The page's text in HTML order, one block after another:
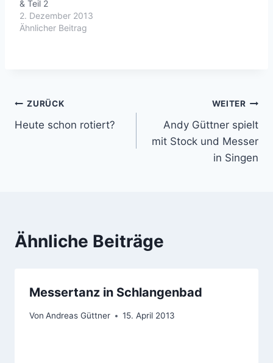
& Teil 2
2. Dezember 2013
Ähnlicher Beitrag
Beitragsnavigation
ZURÜCK
Heute schon rotiert?
WEITER
Andy Güttner spielt
mit Stock und Messer
in Singen
Ähnliche Beiträge
Messertanz in Schlangenbad
Von Andreas Güttner 15. April 2013